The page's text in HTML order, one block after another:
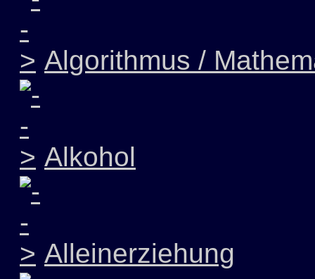
Algorithmus /
Alkohol
Alleinerziehung